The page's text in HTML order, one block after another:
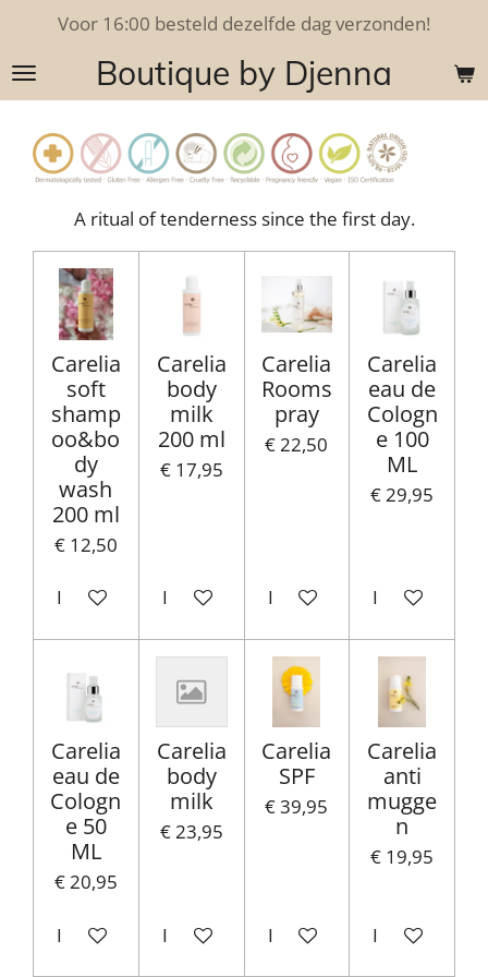
naar
de
hoofdinhoud
Boutique by Djenna
Voor 16:00 besteld dezelfde dag verzonden!
A ritual of tenderness since the first day.
Carelia
soft
shamp
oo&bo
dy
wash
200 ml
€ 12,50
In winkelwagen
Carelia
body
milk
200 ml
€ 17,95
In winkelwagen
Carelia
Rooms
pray
€ 22,50
In winkelwagen
Carelia
eau de
Cologn
e 100
ML
€ 29,95
In
Carelia
eau de
Cologn
e 50
ML
€ 20,95
In winkelwagen
Carelia
body
milk
€ 23,95
In winkelwagen
Carelia
SPF
€ 39,95
In winkelwagen
Carelia
anti
mugge
n
€ 19,95
In